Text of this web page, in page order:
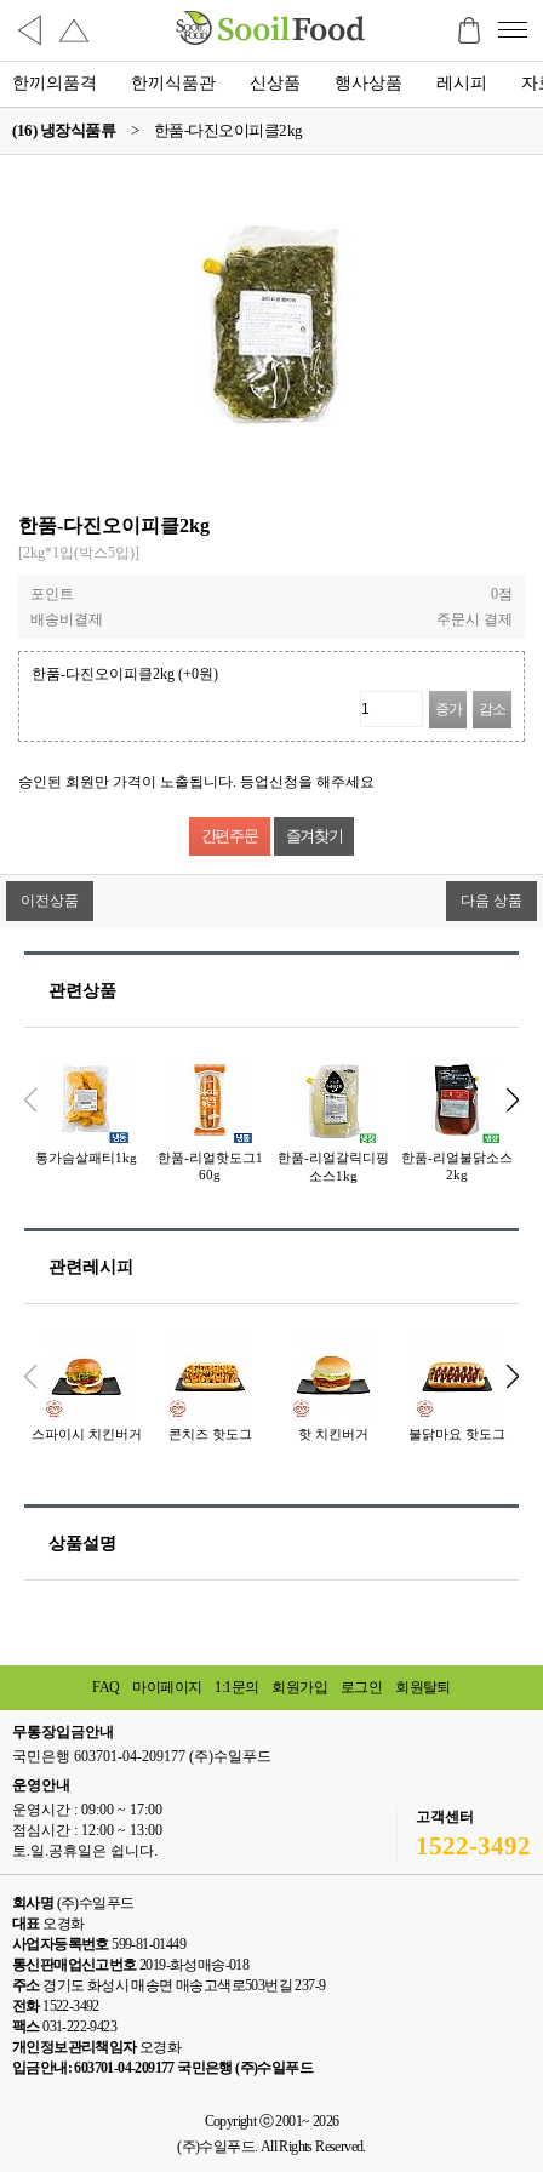
한끼의품격 한끼식품관 신상품 행사상품 레시피 자
(16) 냉장식품류 > 한품-다진오이피클2kg
한품-다진오이피클2kg
[2kg*1입(박스5입)]
포인트
0점
배송비결제
주문시 결제
한품-다진오이피클2kg (+0원)
증가 감소
승인된 회원만 가격이 노출됩니다. 등업신청을 해주세요
즐겨찾기
이전상품 다음 상품
관련상품
통가슴살패티1kg
한품-리얼핫도그1
60g
한품-리얼갈릭디핑
소스1kg
한품-리얼불닭소스
2kg
관련레시피
스파이시 치킨버거 콘치즈 핫도그 핫 치킨버거 불닭마요 핫도그
상품설명
FAQ 마이페이지 1:1문의 회원가입 로그인 회원탈퇴
무통장입금안내
국민은행 603701-04-209177 (주)수일푸드
운영안내
운영시간 : 09:00 ~ 17:00
점심시간 : 12:00 ~ 13:00
토.일.공휴일은 쉽니다.
고객센터
1522-3492
회사명 (주)수일푸드
대표오경화
사업자등록번호599-81-01449
통신판매업신고번호2019-화성매송-018
주소경기도 화성시 매송면 매송고색로503번길 237-9
전화1522-3492
팩스031-222-9423
개인정보관리책임자오경화
입금안내: 603701-04-209177 국민은행 (주)수일푸드
Copyright ⓒ 2001~ 2026
(주)수일푸드. All Rights Reserved.